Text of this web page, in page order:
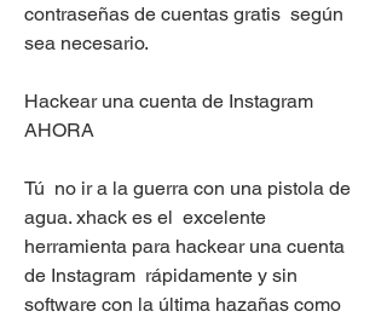
contraseñas de cuentas gratis  según
sea necesario.
Hackear una cuenta de Instagram
AHORA
Tú  no ir a la guerra con una pistola de
agua. xhack es el  excelente
herramienta para hackear una cuenta
de Instagram  rápidamente y sin
software con la última hazañas como